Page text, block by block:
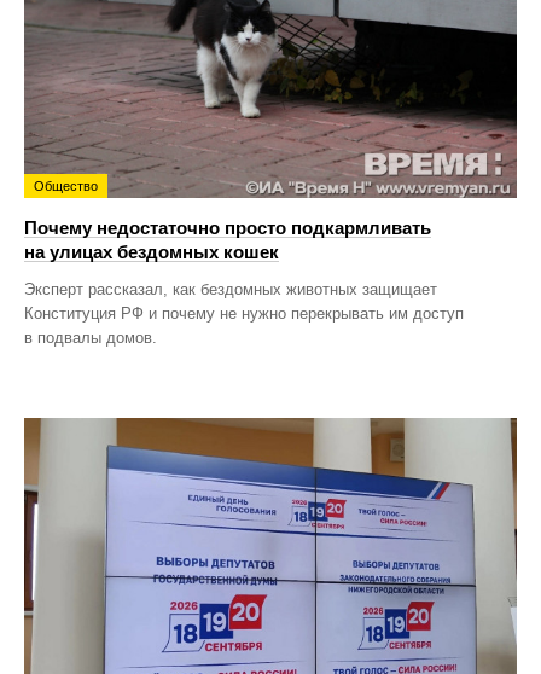
Общество
Почему недостаточно просто подкармливать
на улицах бездомных кошек
Эксперт рассказал, как бездомных животных защищает
Конституция РФ и почему не нужно перекрывать им доступ
в подвалы домов.